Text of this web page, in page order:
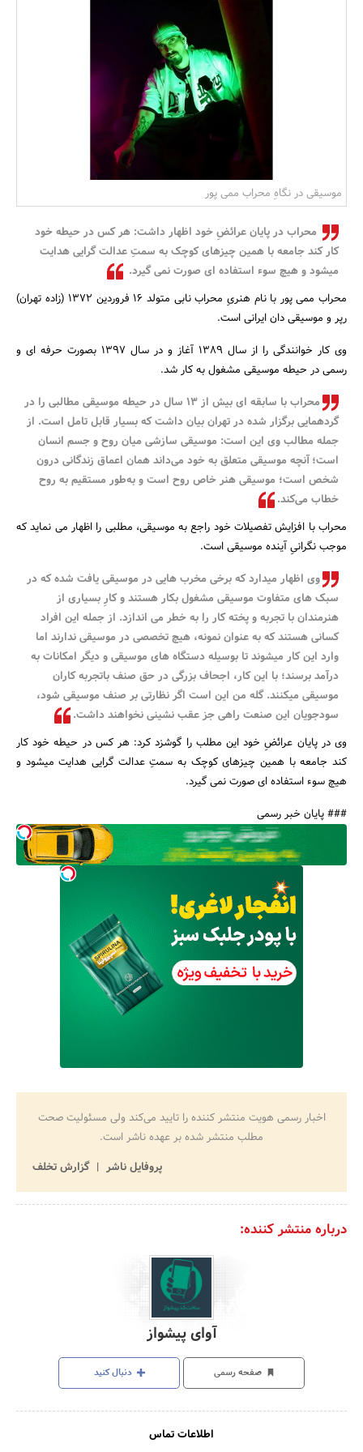
جستجو
موسیقی در نگاهِ محراب ممی پور
محراب در پایان عرائضِ خود اظهار داشت: هر کس در حیطه خود
کار کند جامعه با همین چیزهای کوچک به سمتِ عدالت گرایی هدایت
میشود و هیچ سوء استفاده ای صورت نمی گیرد.
محراب ممی پور با نام هنریِ محراب نابی متولد 16 فروردین 1372 (زاده تهران)
رپر و موسیقی دان ایرانی است.
وی کار خوانندگی را از سال 1389 آغاز و در سال 1397 بصورت حرفه ای و
رسمی در حیطه موسیقی مشغول به کار شد.
محراب با سابقه ای بیش از 13 سال در حیطه موسیقی مطالبی را در
گردهمایی برگزار شده در تهران بیان داشت که بسیار قابل تامل است. از
جمله مطالب وی این است: موسیقی سازشی میان روح و جسم انسان
است؛ آنچه موسیقی متعلق به خود می‌داند همان اعماق زندگانی درون
شخص است؛ موسیقی هنر خاص روح است و به‌طور مستقیم به روح
خطاب می‌کند.
محراب با افزایش تفصیلات خود راجع به موسیقی، مطلبی را اظهار می نماید که
موجب نگرانیِ آینده موسیقی است.
وی اظهار میدارد که برخی مخرب هایی در موسیقی یافت شده که در
سبک های متفاوت موسیقی مشغول بکار هستند و کارِ بسیاری از
هنرمندان با تجربه و پخته کار را به خطر می اندازد. از جمله این افراد
کسانی هستند که به عنوان نمونه، هیچ تخصصی در موسیقی ندارند اما
وارد این کار میشوند تا بوسیله دستگاه های موسیقی و دیگر امکانات به
درآمد برسند؛ با این کار، اجحاف بزرگی در حق صنف باتجربه کاران
موسیقی میکنند. گله من این است اگر نظارتی بر صنف موسیقی شود،
سودجویان این صنعت راهی جز عقب نشینی نخواهند داشت.
وی در پایان عرائضِ خود این مطلب را گوشزد کرد: هر کس در حیطه خود کار
کند جامعه با همین چیزهای کوچک به سمتِ عدالت گرایی هدایت میشود و
هیچ سوء استفاده ای صورت نمی گیرد.
### پایان خبر رسمی
اخبار رسمی هویت منتشر کننده را تایید می‌کند ولی مسئولیت صحت
مطلب منتشر شده بر عهده ناشر است.
پروفایل ناشر
گزارش تخلف
درباره منتشر کننده:
آوای پیشواز
صفحه رسمی دنبال کنید
اطلاعات تماس